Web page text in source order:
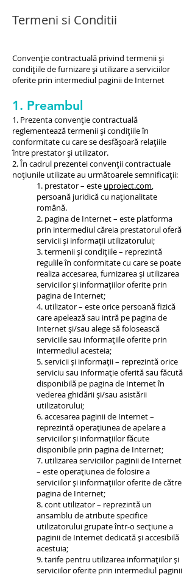
Termeni si Conditii
Convenție contractuală privind termenii și
condițiile de furnizare și utilizare a serviciilor
oferite prin intermediul paginii de Internet
1. Preambul
1. Prezenta convenție contractuală
reglementează termenii și condițiile în
conformitate cu care se desfășoară relațiile
între prestator și utilizator.
2. În cadrul prezentei convenții contractuale
noțiunile utilizate au următoarele semnificații:
1. prestator – este uproiect.com,
persoană juridică cu naționalitate
română.
2. pagina de Internet – este platforma
prin intermediul căreia prestatorul oferă
servicii și informații utilizatorului;
3. termenii și condițiile – reprezintă
regulile în conformitate cu care se poate
realiza accesarea, furnizarea și utilizarea
serviciilor și informațiilor oferite prin
pagina de Internet;
4. utilizator – este orice persoană fizică
care apelează sau intră pe pagina de
Internet și/sau alege să folosească
serviciile sau informațiile oferite prin
intermediul acesteia;
5. servicii și informații – reprezintă orice
serviciu sau informație oferită sau făcută
disponibilă pe pagina de Internet în
vederea ghidării și/sau asistării
utilizatorului;
6. accesarea paginii de Internet –
reprezintă operațiunea de apelare a
serviciilor și informațiilor făcute
disponibile prin pagina de Internet;
7. utilizarea serviciilor paginii de Internet
– este operațiunea de folosire a
serviciilor și informațiilor oferite de către
pagina de Internet;
8. cont utilizator – reprezintă un
ansamblu de atribute specifice
utilizatorului grupate într-o secțiune a
paginii de Internet dedicată și accesibilă
acestuia;
9. tarife pentru utilizarea informațiilor și
serviciilor oferite prin intermediul paginii